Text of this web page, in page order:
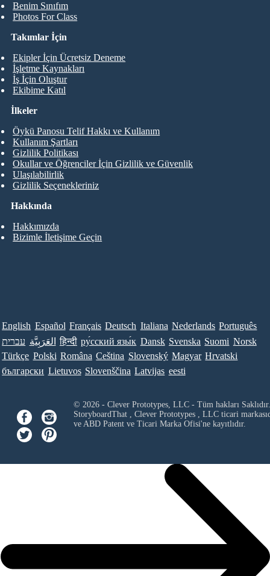
Benim Sınıfım
Photos For Class
Takımlar İçin
Ekipler İçin Ücretsiz Deneme
İşletme Kaynakları
İş İçin Oluştur
Ekibime Katıl
Hakkında
Hakkımızda
Bizimle İletişime Geçin
İlkeler
Öykü Panosu Telif Hakkı ve Kullanım
Kullanım Şartları
Gizlilik Politikası
Okullar ve Öğrenciler İçin Gizlilik ve Güvenlik
Ulaşılabilirlik
Gizlilik Seçenekleriniz
English Español Français Deutsch Italiana Nederlands Português
עברית العَرَبِيَّة हिन्दी ру́сский язы́к Dansk Svenska Suomi Norsk
Türkçe Polski Româna Ceština Slovenský Magyar Hrvatski
български Lietuvos Slovenščina Latvijas eesti
© 2026 - Clever Prototypes, LLC - Tüm hakları Saklıdır.
StoryboardThat , Clever Prototypes , LLCticari
ve ABD Patent ve Ticari Marka Ofisi'ne kayıtlıdır.